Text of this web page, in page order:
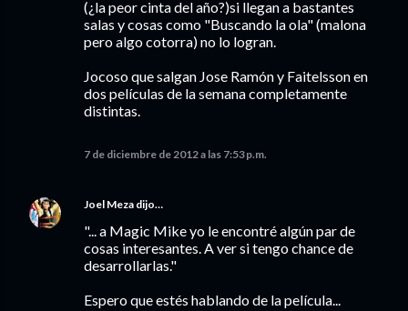
(¿la peor cinta del año?)si llegan a bastantes
salas y cosas como "Buscando la ola" (malona
pero algo cotorra) no lo logran.
Jocoso que salgan Jose Ramón y Faitelsson en
dos películas de la semana completamente
distintas.
7 de diciembre de 2012 a las 7:53 p.m.
Joel Meza dijo…
"... a Magic Mike yo le encontré algún par de
cosas interesantes. A ver si tengo chance de
desarrollarlas."
Espero que estés hablando de la película...